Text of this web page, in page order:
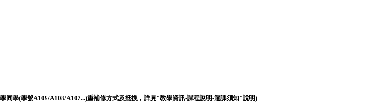
同學(學號A109/A108/A107...)重補修方式及抵換，詳見"教學資訊-課程說明-選課須知"說明)